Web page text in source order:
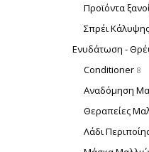
Προϊόντα
Σπρέι
Ενυδάτωση -
Conditioner 8
Αναδόμηση
Θεραπείες
Λάδι